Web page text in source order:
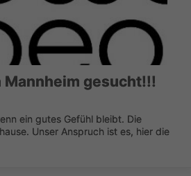
gesucht!!!
ein gutes Gefühl bleibt. Die
Unser Anspruch ist es, hier die